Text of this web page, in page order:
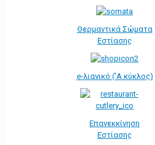
Θερμαντικά Σώματα
Εστίασης
e-λιανικό ('Α κύκλος)
Επανεκκίνηση
Εστίασης